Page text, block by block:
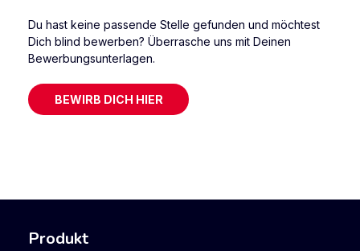
Du hast keine passende Stelle gefunden und möchtest
Dich blind bewerben? Überrasche uns mit Deinen
Bewerbungsunterlagen.
BEWIRB DICH HIER
Produkt